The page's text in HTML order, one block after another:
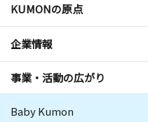
KUMONの原点
企業情報
事業・活動の広がり
Baby Kumon